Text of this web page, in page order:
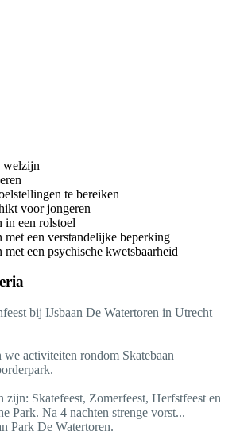
welzijn
te bereiken
voor jongeren
in een rolstoel
met een verstandelijke beperking
een psychische kwetsbaarheid
bij IJsbaan De Watertoren in Utrecht
we activiteiten rondom Skatebaan
zijn: Skatefeest, Zomerfeest, Herfstfeest en
Park. Na 4 nachten strenge vorst...
Park De Watertoren.